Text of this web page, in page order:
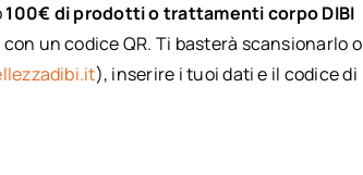
100€ di prodotti o trattamenti corpo DIBI
un codice QR. Ti basterà scansionarlo o
), inserire i tuoi dati e il codice di